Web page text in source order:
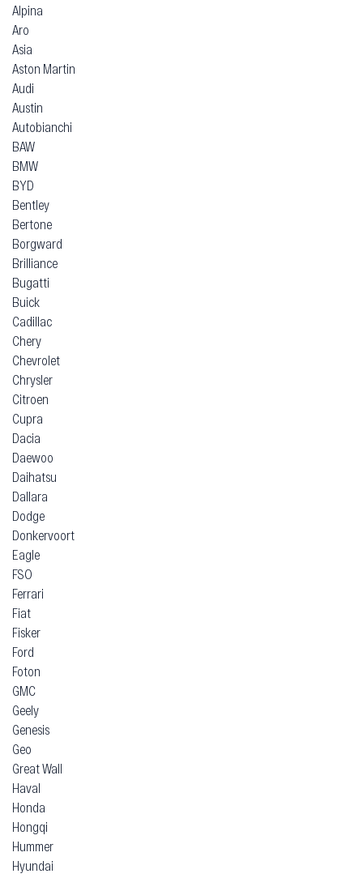
Alpina
Aro
Asia
Aston Martin
Audi
Austin
Autobianchi
BAW
BMW
BYD
Bentley
Bertone
Borgward
Brilliance
Bugatti
Buick
Cadillac
Chery
Chevrolet
Chrysler
Citroen
Cupra
Dacia
Daewoo
Daihatsu
Dallara
Dodge
Donkervoort
Eagle
FSO
Ferrari
Fiat
Fisker
Ford
Foton
GMC
Geely
Genesis
Geo
Great Wall
Haval
Honda
Hongqi
Hummer
Hyundai